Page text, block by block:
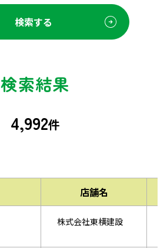
検索する
検索結果
4,992件
店舗名
株式会社東横建設